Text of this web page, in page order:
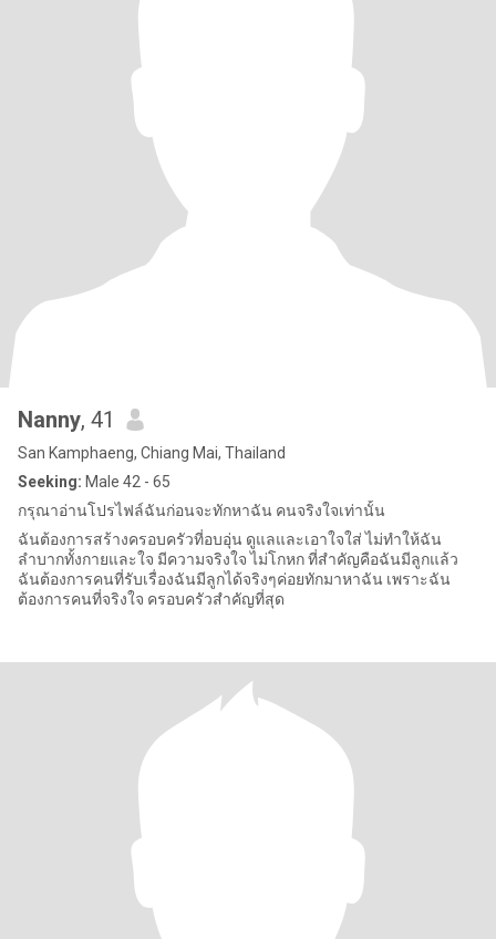
Nanny, 41
San Kamphaeng, Chiang Mai, Thailand
Seeking: Male 42 - 65
กรุณาอ่านโปรไฟล์ฉันก่อนจะทักหาฉัน คนจริงใจเท่านั้น
ฉันต้องการสร้างครอบครัวที่อบอุ่น ดูแลและเอาใจใส่ ไม่ทำให้ฉัน
ลำบากทั้งกายและใจ มีความจริงใจ ไม่โกหก ที่สำคัญคือฉันมีลูกแล้ว
ฉันต้องการคนที่รับเรื่องฉันมีลูกได้จริงๆค่อยทักมาหาฉัน เพราะฉัน
ต้องการคนที่จริงใจ ครอบครัวสำคัญที่สุด